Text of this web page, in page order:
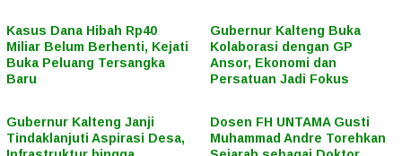
Kasus Dana Hibah Rp40
Miliar Belum Berhenti, Kejati
Buka Peluang Tersangka
Baru
Gubernur Kalteng Buka
Kolaborasi dengan GP
Ansor, Ekonomi dan
Persatuan Jadi Fokus
Gubernur Kalteng Janji
Tindaklanjuti Aspirasi Desa,
Dosen FH UNTAMA Gusti
Muhammad Andre Torehkan